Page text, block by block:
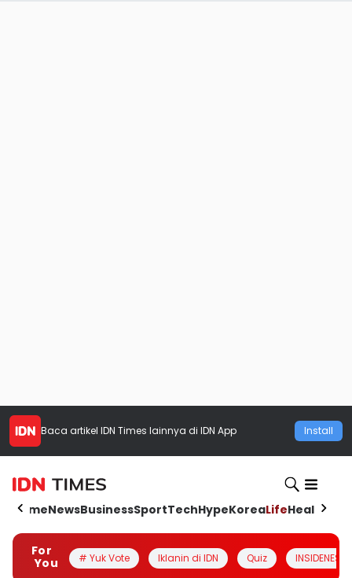
Baca artikel IDN Times lainnya di IDN App Install
HomeNewsBusinessSportTechHypeKoreaLifeHealth
For
You
# Yuk Vote Iklanin di IDN Quiz INSIDENESIA